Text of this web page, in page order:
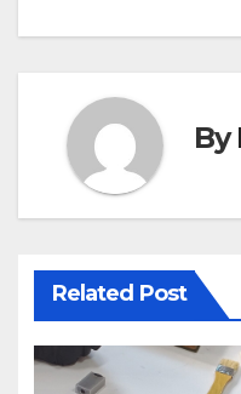
By
Related Post